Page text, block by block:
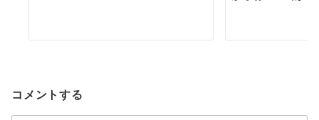
コメントする